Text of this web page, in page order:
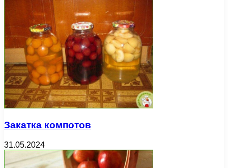
Закатка компотов
31.05.2024